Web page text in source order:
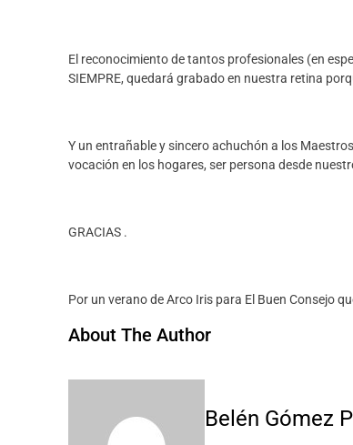
El reconocimiento de tantos profesionales (en
SIEMPRE, quedará grabado en nuestra retina
Y un entrañable y sincero achuchón a los
vocación en los hogares, ser persona desde
GRACIAS .
Por un verano de Arco Iris para El Buen Consejo
About The Author
Belén Gómez